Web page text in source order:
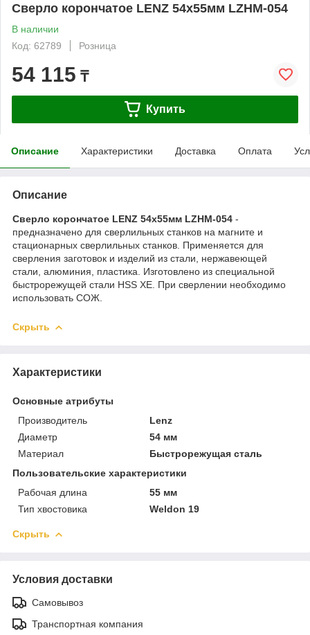
Сверло корончатое LENZ 54х55мм LZHM-054
В наличии
Код: 62789
Розница
54 115 ₸
Купить
Описание Характеристики Доставка Оплата
Описание
Сверло корончатое LENZ 54х55мм LZHM-054 -
предназначено для сверлильных станков на магните и
стационарных сверлильных станков. Применяется для
сверления заготовок и изделий из стали, нержавеющей
стали, алюминия, пластика. Изготовлено из специальной
быстрорежущей стали HSS XE. При сверлении необходимо
использовать СОЖ.
Скрыть
Характеристики
Основные атрибуты
Производитель
Lenz
Диаметр
54 мм
Материал
Быстрорежущая сталь
Пользовательские характеристики
Рабочая длина
55 мм
Тип хвостовика
Weldon 19
Скрыть
Условия доставки
Самовывоз
Транспортная компания